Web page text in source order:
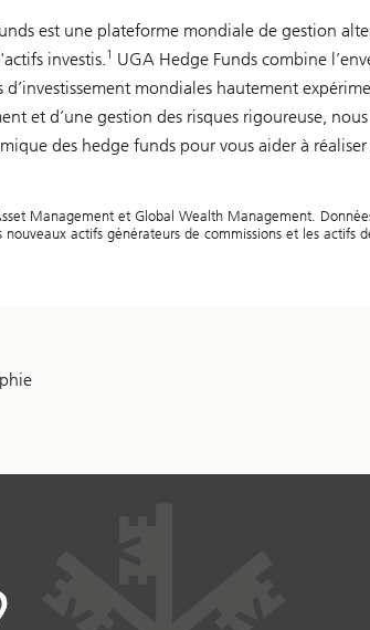
est une plateforme mondiale de gestion
investis.1 UGA Hedge Funds combine
mondiales hautement
et d’une gestion des risques rigoureuse,
des hedge funds pour vous aider à
Management et Global Wealth Management.
actifs générateurs de commissions et les actifs